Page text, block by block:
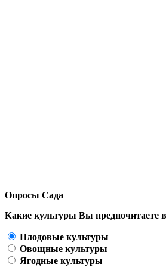
Опросы Сада
Какие культуры Вы предпочитаете
Плодовые культуры
Овощные культуры
Ягодные культуры